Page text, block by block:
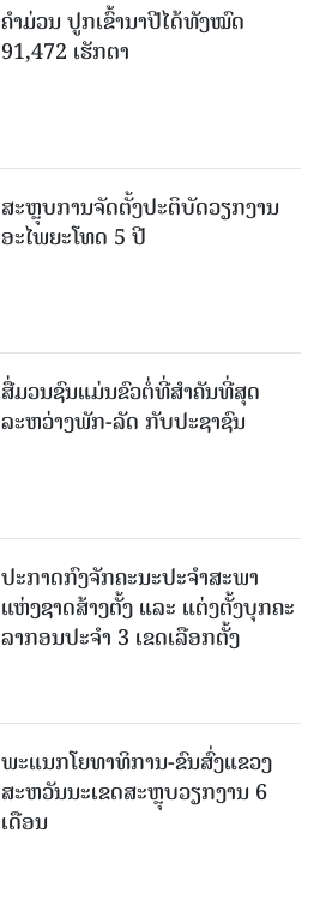
ຄໍາມ່ວນ ປູກເຂົ້ານາປີໄດ້ທັງໝົດ
91,472 ເຮັກຕາ
ສະຫຼຸບການຈັດຕັ້ງປະຕິບັດວຽກງານ
ອະໄພຍະໂທດ 5 ປີ
ສື່ມວນຊົນແມ່ນຂົວຕໍ່ທີ່ສໍາຄັນທີ່ສຸດ
ລະຫວ່າງພັກ-ລັດ ກັບປະຊາຊົນ
ປະກາດກົງຈັກຄະນະປະຈໍາສະພາ
ແຫ່ງຊາດສ້າງຕັ້ງ ແລະ ແຕ່ງຕັ້ງບຸກຄະ
ລາກອນປະຈໍາ 3 ເຂດເລືອກຕັ້ງ
ພະແນກໂຍທາທິການ-ຂົນສົ່ງແຂວງ
ສະຫວັນນະເຂດສະຫຼຸບວຽກງານ 6
ເດືອນ